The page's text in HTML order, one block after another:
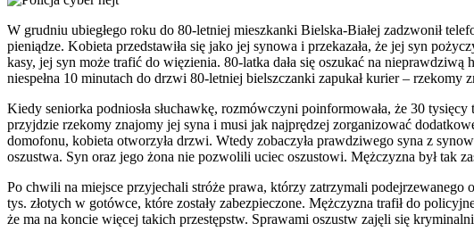
W grudniu ubiegłego roku do 80-letniej mieszkanki Bielska-Białej zadzwonił
pieniądze. Kobieta przedstawiła się jako jej synowa i przekazała, że jej syn
kasy, jej syn może trafić do więzienia. 80-latka dała się oszukać na nieprawdziwą
niespełna 10 minutach do drzwi 80-letniej bielszczanki zapukał kurier – rzekomy
Kiedy seniorka podniosła słuchawkę, rozmówczyni poinformowała, że 30
przyjdzie rzekomy znajomy jej syna i musi jak najprędzej zorganizować
domofonu, kobieta otworzyła drzwi. Wtedy zobaczyła prawdziwego syna z
oszustwa. Syn oraz jego żona nie pozwolili uciec oszustowi. Mężczyzna był tak
Po chwili na miejsce przyjechali stróże prawa, którzy zatrzymali podejrzewanego
tys. złotych w gotówce, które zostały zabezpieczone. Mężczyzna trafił do
że ma na koncie więcej takich przestępstw. Sprawami oszustw zajęli się